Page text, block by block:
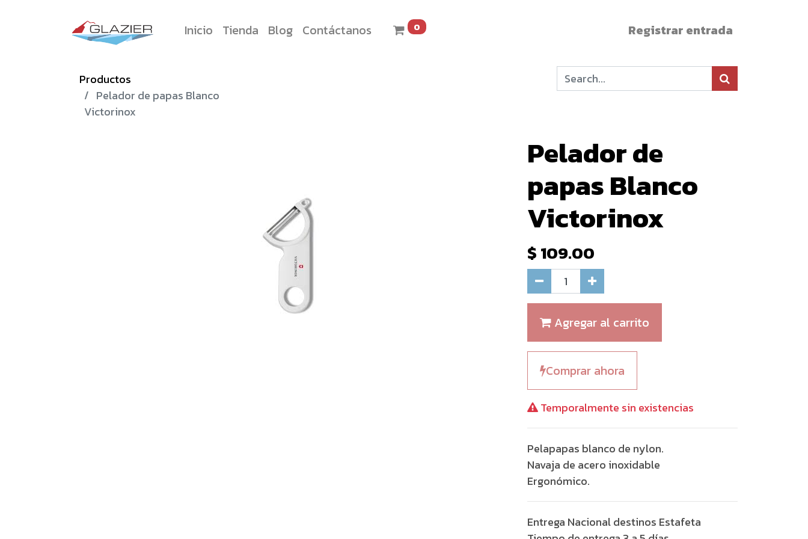
Inicio Tienda Blog Contáctanos 0 Registrar entrada
Productos
Pelador de papas Blanco
Victorinox
Pelador de
papas Blanco
Victorinox
$109.00
Agregar al carrito
Comprar ahora
Temporalmente sin existencias
Pelapapas blanco de nylon.
Navaja de acero inoxidable
Ergonómico.
Entrega Nacional destinos Estafeta